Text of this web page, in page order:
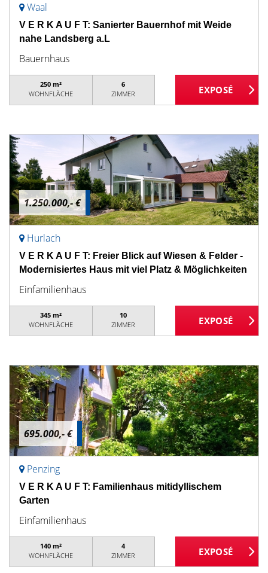
Waal
V E R K A U F T: Sanierter Bauernhof mit Weide
nahe Landsberg a.L
Bauernhaus
250 m²
WOHNFLÄCHE
6
ZIMMER
1.250.000,- €
Hurlach
V E R K A U F T: Freier Blick auf Wiesen & Felder -
Modernisiertes Haus mit viel Platz & Möglichkeiten
Einfamilienhaus
345 m²
WOHNFLÄCHE
10
ZIMMER
695.000,- €
Penzing
V E R K A U F T: Familienhaus mitidyllischem
Garten
Einfamilienhaus
140 m²
WOHNFLÄCHE
4
ZIMMER